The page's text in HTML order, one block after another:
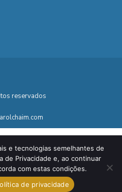
reservados
e tecnologias semelhantes de
de Privacidade e, ao continuar
com estas condições.
de privacidade